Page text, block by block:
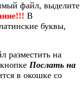
файл, выделите
В
буквы,
разместить на
Послать на
в окошке со